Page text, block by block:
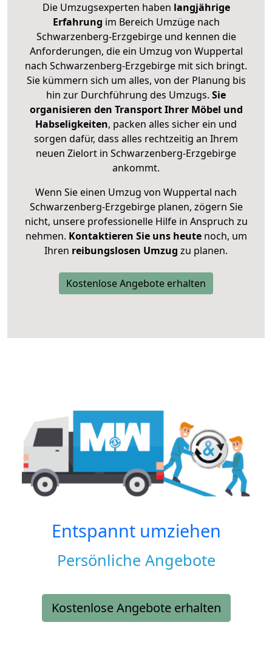
Die Umzugsexperten haben langjährige
Erfahrung im Bereich Umzüge nach
Schwarzenberg-Erzgebirge und kennen die
Anforderungen, die ein Umzug von Wuppertal
nach Schwarzenberg-Erzgebirge mit sich bringt.
Sie kümmern sich um alles, von der Planung bis
hin zur Durchführung des Umzugs. Sie
organisieren den Transport Ihrer Möbel und
Habseligkeiten, packen alles sicher ein und
sorgen dafür, dass alles rechtzeitig an Ihrem
neuen Zielort in Schwarzenberg-Erzgebirge
ankommt.
Wenn Sie einen Umzug von Wuppertal nach
Schwarzenberg-Erzgebirge planen, zögern Sie
nicht, unsere professionelle Hilfe in Anspruch zu
nehmen. Kontaktieren Sie uns heutenoch, um
Ihren reibungslosen Umzug zu planen.
Kostenlose Angebote erhalten
Entspannt umziehen
Persönliche Angebote
Kostenlose Angebote erhalten